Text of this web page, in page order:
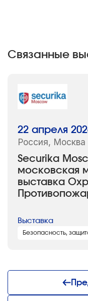
Связанные
Securika
московская
выставка
22 апреля
Россия, Москва
Выставка
Безопасность,